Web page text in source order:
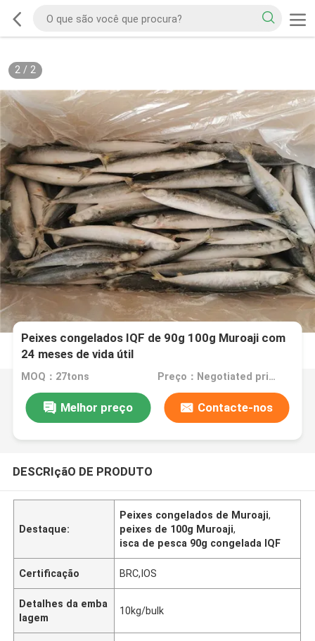
2/ 2
Peixes congelados IQF de 90g 100g Muroaji com
24 meses de vida útil
MOQ：27tons Preço：Negotiated price
Melhor preço Contacte-nos
DESCRIçãO DE PRODUTO
Destaque:
Peixes congelados de Muroaji,
peixes de 100g Muroaji,
isca de pesca 90g congelada IQF
Certificação BRC,IOS
Detalhes da emba
lagem
10kg/bulk